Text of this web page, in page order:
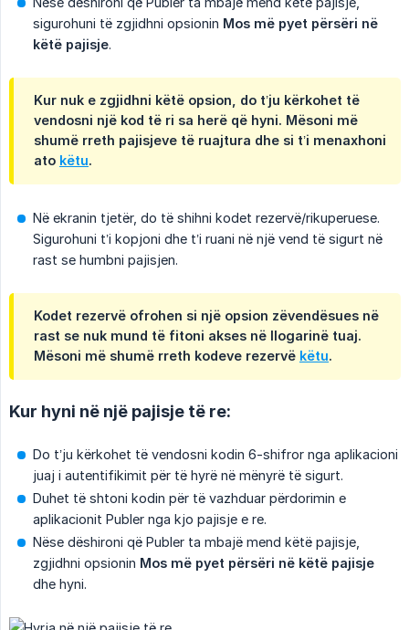
sigurohuni të zgjidhni opsionin Mos më pyet përsëri në
këtë pajisje.
Kur nuk e zgjidhni këtë opsion, do t’ju kërkohet të
vendosni një kod të ri sa herë që hyni. Mësoni më
shumë rreth pajisjeve të ruajtura dhe si t’i menaxhoni
ato këtu.
Në ekranin tjetër, do të shihni kodet rezervë/rikuperuese.
Sigurohuni t’i kopjoni dhe t’i ruani në një vend të sigurt në
rast se humbni pajisjen.
Kodet rezervë ofrohen si një opsion zëvendësues në
rast se nuk mund të fitoni akses në llogarinë tuaj.
Mësoni më shumë rreth kodeve rezervë këtu.
Kur hyni në një pajisje të re:
Do t’ju kërkohet të vendosni kodin 6-shifror nga aplikacioni
juaj i autentifikimit për të hyrë në mënyrë të sigurt.
Duhet të shtoni kodin për të vazhduar përdorimin e
aplikacionit Publer nga kjo pajisje e re.
Nëse dëshironi që Publer ta mbajë mend këtë pajisje,
zgjidhni opsionin Mos më pyet përsëri në këtë pajisje
dhe hyni.